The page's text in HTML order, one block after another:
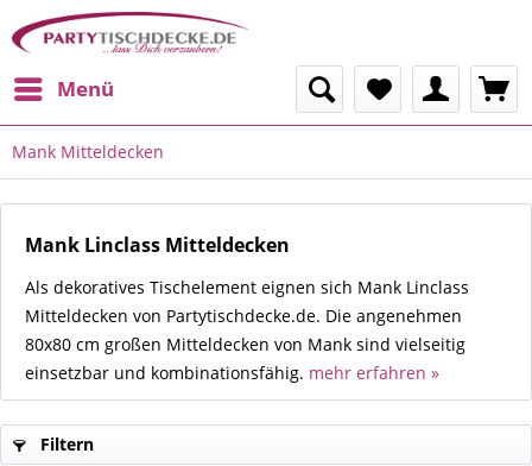
Menü
Mank Mitteldecken
Mank Linclass Mitteldecken
Als dekoratives Tischelement eignen sich Mank Linclass
Mitteldecken von Partytischdecke.de. Die angenehmen
80x80 cm großen Mitteldecken von Mank sind vielseitig
einsetzbar und kombinationsfähig. mehr erfahren »
Filtern